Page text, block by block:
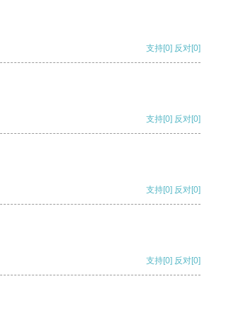
支持[0] 反对[0]
支持[0] 反对[0]
支持[0] 反对[0]
支持[0] 反对[0]